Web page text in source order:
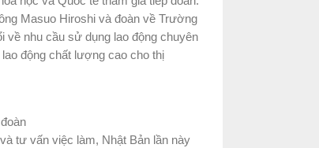
Masuo Hiroshi và đoàn về Trường
về nhu cầu sử dụng lao động chuyên
động chất lượng cao cho thị
tư vấn việc làm, Nhật Bản lần này